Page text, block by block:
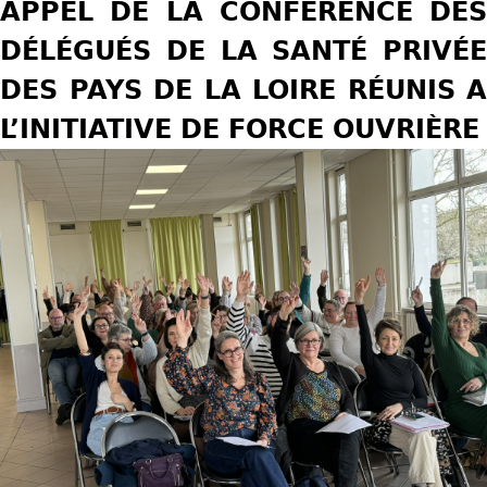
u
s
ê
t
i
c
i
APPEL DE LA CONFÉRENCE DES
DÉLÉGUÉS DE LA SANTÉ PRIVÉE
DES PAYS DE LA LOIRE RÉUNIS A
L’INITIATIVE DE FORCE OUVRIÈRE